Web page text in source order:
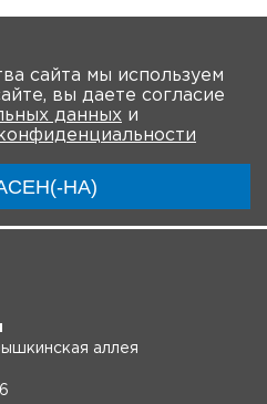
сайта мы используем
вы даете согласие
данных и
НА)
аллея